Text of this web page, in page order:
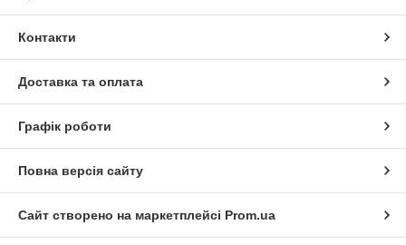
Контакти
Доставка та оплата
Графік роботи
Повна версія сайту
Сайт створено на маркетплейсі Prom.ua